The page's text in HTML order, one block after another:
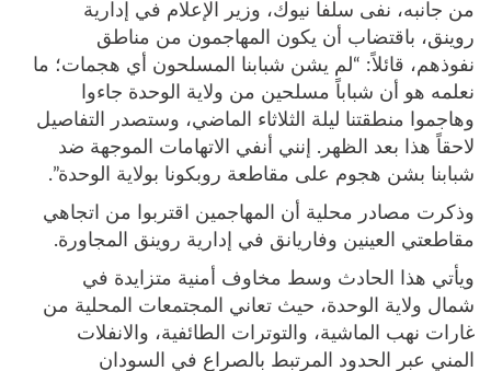
من جانبه، نفى سلفا نيوك، وزير الإعلام في إدارية
روينق، باقتضاب أن يكون المهاجمون من مناطق
نفوذهم، قائلاً: “لم يشن شبابنا المسلحون أي هجمات؛ ما
نعلمه هو أن شباباً مسلحين من ولاية الوحدة جاءوا
وهاجموا منطقتنا ليلة الثلاثاء الماضي، وستصدر التفاصيل
لاحقاً هذا بعد الظهر. إنني أنفي الاتهامات الموجهة ضد
شبابنا بشن هجوم على مقاطعة روبكونا بولاية الوحدة”.
وذكرت مصادر محلية أن المهاجمين اقتربوا من اتجاهي
مقاطعتي العينين وفاريانق في إدارية روينق المجاورة.
ويأتي هذا الحادث وسط مخاوف أمنية متزايدة في
شمال ولاية الوحدة، حيث تعاني المجتمعات المحلية من
غارات نهب الماشية، والتوترات الطائفية، والانفلات
المني عبر الحدود المرتبط بالصراع في السودان